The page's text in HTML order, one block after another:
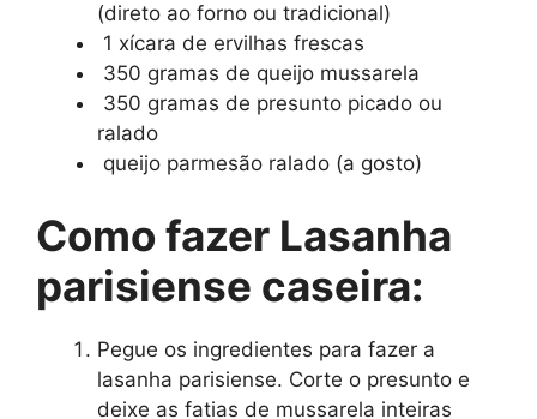
(direto ao forno ou tradicional)
1 xícara de ervilhas frescas
350 gramas de queijo mussarela
350 gramas de presunto picado ou
ralado
queijo parmesão ralado (a gosto)
Como fazer Lasanha
parisiense caseira:
Pegue os ingredientes para fazer a
lasanha parisiense. Corte o presunto e
deixe as fatias de mussarela inteiras